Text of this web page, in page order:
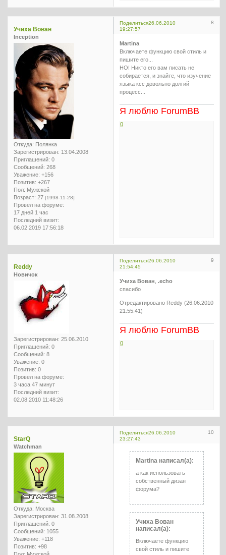
Поделиться 8
26.06.2010
19:27:57
Учиха Вован
Inception
Откуда: Полянка
Зарегистрирован: 13.04.2008
Приглашений: 0
Сообщений: 268
Уважение: +156
Позитив: +267
Пол: Мужской
Возраст: 27 [1998-11-28]
Провел на форуме:
17 дней 1 час
Последний визит:
06.02.2019 17:56:18
Martina
Включаете функцию свой стиль и
пишите его...
НО! Никто его вам писать не
собирается, и знайте, что изучение
языка ксс довольно долгий
процесс...
Я люблю ForumBB
0
Поделиться 9
26.06.2010
21:54:45
Reddy
Новичок
Зарегистрирован: 25.06.2010
Приглашений: 0
Сообщений: 8
Уважение: 0
Позитив: 0
Провел на форуме:
3 часа 47 минут
Последний визит:
02.08.2010 11:48:26
Учиха Вован ,.echo
спасибо
Отредактировано Reddy (26.06.2010
21:55:41)
Я люблю ForumBB
0
Поделиться 10
26.06.2010
23:27:43
StarQ
Watchman
Откуда: Москва
Зарегистрирован: 31.08.2008
Приглашений: 0
Сообщений: 1055
Уважение: +118
Позитив: +98
Martina написал(а):
а как использовать
собственный дизан
форума?
Учиха Вован
написал(а):
Включаете функцию
свой стиль и пишите